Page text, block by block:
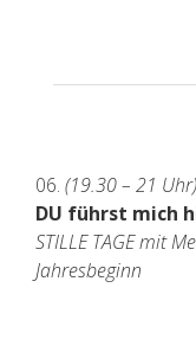
06. (19.30 – 21 Uhr)
DU führst mich
STILLE TAGE mit
Jahresbeginn